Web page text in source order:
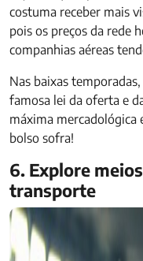
costuma receber mais
pois os preços da rede
companhias aéreas
Nas baixas
famosa lei da oferta e
máxima mercadológica
bolso sofra!
6. Explore
transporte